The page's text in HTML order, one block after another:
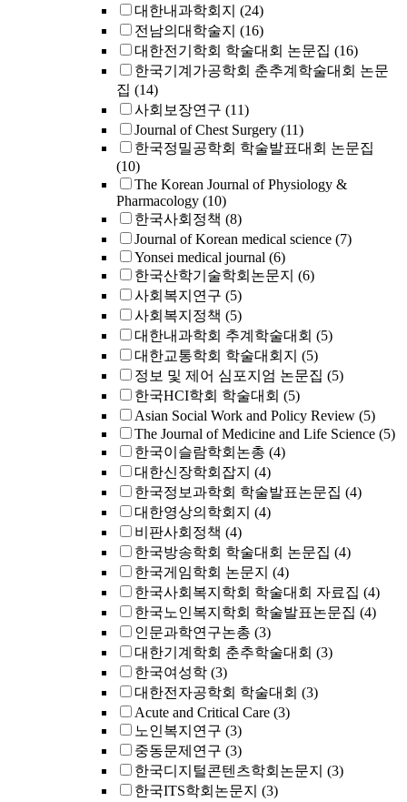
대한내과학회지 (24)
전남의대학술지 (16)
대한전기학회 학술대회 논문집 (16)
한국기계가공학회 춘추계학술대회 논문
집 (14)
사회보장연구 (11)
Journal of Chest Surgery (11)
한국정밀공학회 학술발표대회 논문집
(10)
The Korean Journal of Physiology &
Pharmacology (10)
한국사회정책 (8)
Journal of Korean medical science (7)
Yonsei medical journal (6)
한국산학기술학회논문지 (6)
사회복지연구 (5)
사회복지정책 (5)
대한내과학회 추계학술대회 (5)
대한교통학회 학술대회지 (5)
정보 및 제어 심포지엄 논문집 (5)
한국HCI학회 학술대회 (5)
Asian Social Work and Policy Review (5)
The Journal of Medicine and Life Science (5)
한국이슬람학회논총 (4)
대한신장학회잡지 (4)
한국정보과학회 학술발표논문집 (4)
대한영상의학회지 (4)
비판사회정책 (4)
한국방송학회 학술대회 논문집 (4)
한국게임학회 논문지 (4)
한국사회복지학회 학술대회 자료집 (4)
한국노인복지학회 학술발표논문집 (4)
인문과학연구논총 (3)
대한기계학회 춘추학술대회 (3)
한국여성학 (3)
대한전자공학회 학술대회 (3)
Acute and Critical Care (3)
노인복지연구 (3)
중동문제연구 (3)
한국디지털콘텐츠학회논문지 (3)
한국ITS학회논문지 (3)